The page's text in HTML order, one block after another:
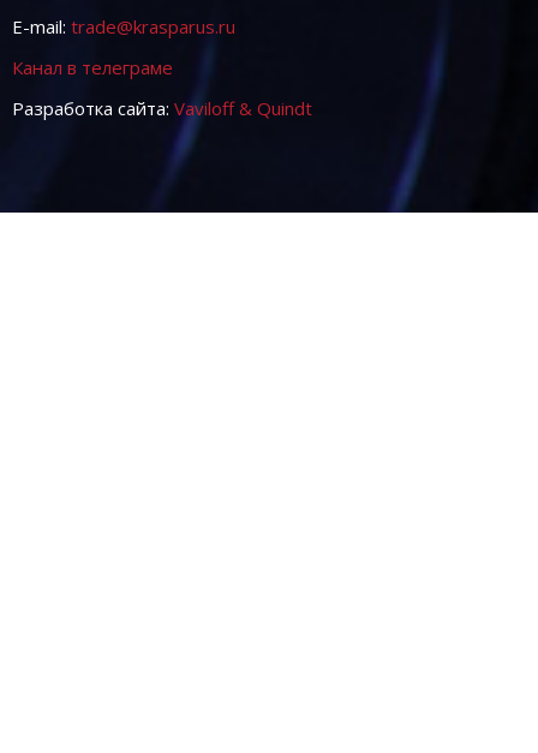
E-mail: trade@krasparus.ru
Канал в телеграме
Разработка сайта: Vaviloff & Quindt